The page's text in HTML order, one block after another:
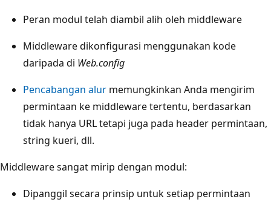
Peran modul telah diambil alih oleh middleware
Middleware dikonfigurasi menggunakan kode
daripada di Web.config
Pencabangan alur memungkinkan Anda mengirim
permintaan ke middleware tertentu, berdasarkan
tidak hanya URL tetapi juga pada header permintaan,
string kueri, dll.
Middleware sangat mirip dengan modul:
Dipanggil secara prinsip untuk setiap permintaan